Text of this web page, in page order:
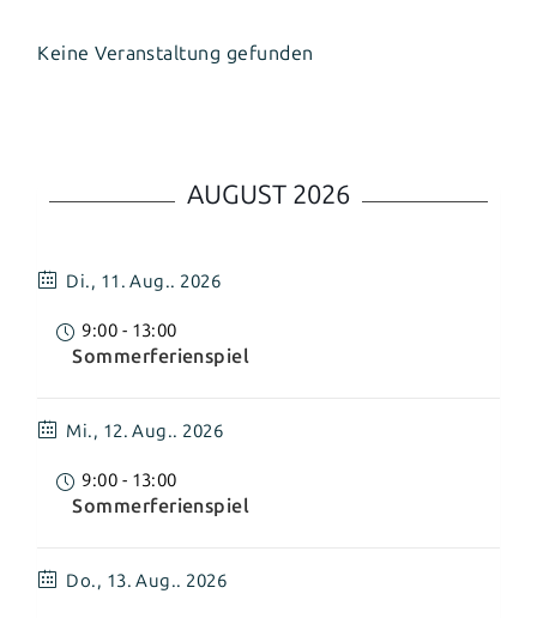
Keine Veranstaltung gefunden
AUGUST 2026
Di., 11. Aug.. 2026
9:00 - 13:00
Sommerferienspiel
Mi., 12. Aug.. 2026
9:00 - 13:00
Sommerferienspiel
Do., 13. Aug.. 2026